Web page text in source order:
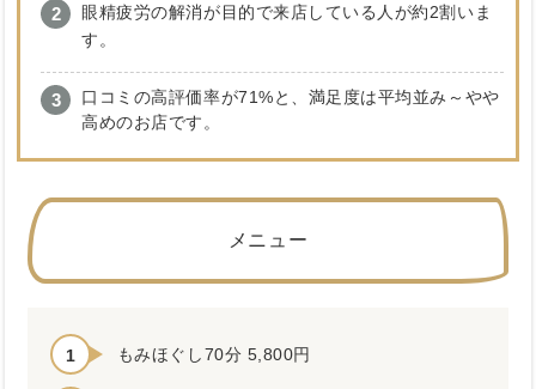
眼精疲労の解消が目的で来店している人が約2割いま
す。
口コミの高評価率が71%と、満足度は平均並み～やや
高めのお店です。
メニュー
もみほぐし70分 5,800円